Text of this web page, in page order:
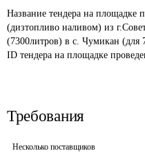
Название тендера на площадке
(дизтопливо наливом) из
(7300литров) в с. Чумикан (для
ID тендера на площадке
Требования
Несколько поставщиков